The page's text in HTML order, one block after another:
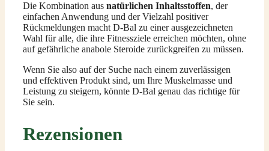
Die Kombination aus natürlichen Inhaltsstoffen, der
einfachen Anwendung und der Vielzahl positiver
Rückmeldungen macht D-Bal zu einer ausgezeichneten
Wahl für alle, die ihre Fitnessziele erreichen möchten, ohne
auf gefährliche anabole Steroide zurückgreifen zu müssen.
Wenn Sie also auf der Suche nach einem zuverlässigen
und effektiven Produkt sind, um Ihre Muskelmasse und
Leistung zu steigern, könnte D-Bal genau das richtige für
Sie sein.
Rezensionen